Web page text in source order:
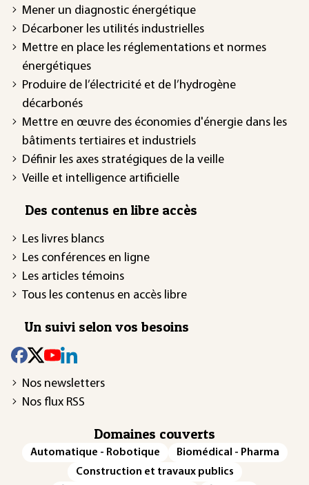
Mener un diagnostic énergétique
Décarboner les utilités industrielles
Mettre en place les réglementations et normes
énergétiques
Produire de l’électricité et de l’hydrogène
décarbonés
Mettre en œuvre des économies d'énergie dans les
bâtiments tertiaires et industriels
Définir les axes stratégiques de la veille
Veille et intelligence artificielle
Des contenus en libre accès
Les livres blancs
Les conférences en ligne
Les articles témoins
Tous les contenus en accès libre
Un suivi selon vos besoins
Nos newsletters
Nos flux RSS
Domaines couverts
Automatique - Robotique
Biomédical - Pharma
Construction et travaux publics